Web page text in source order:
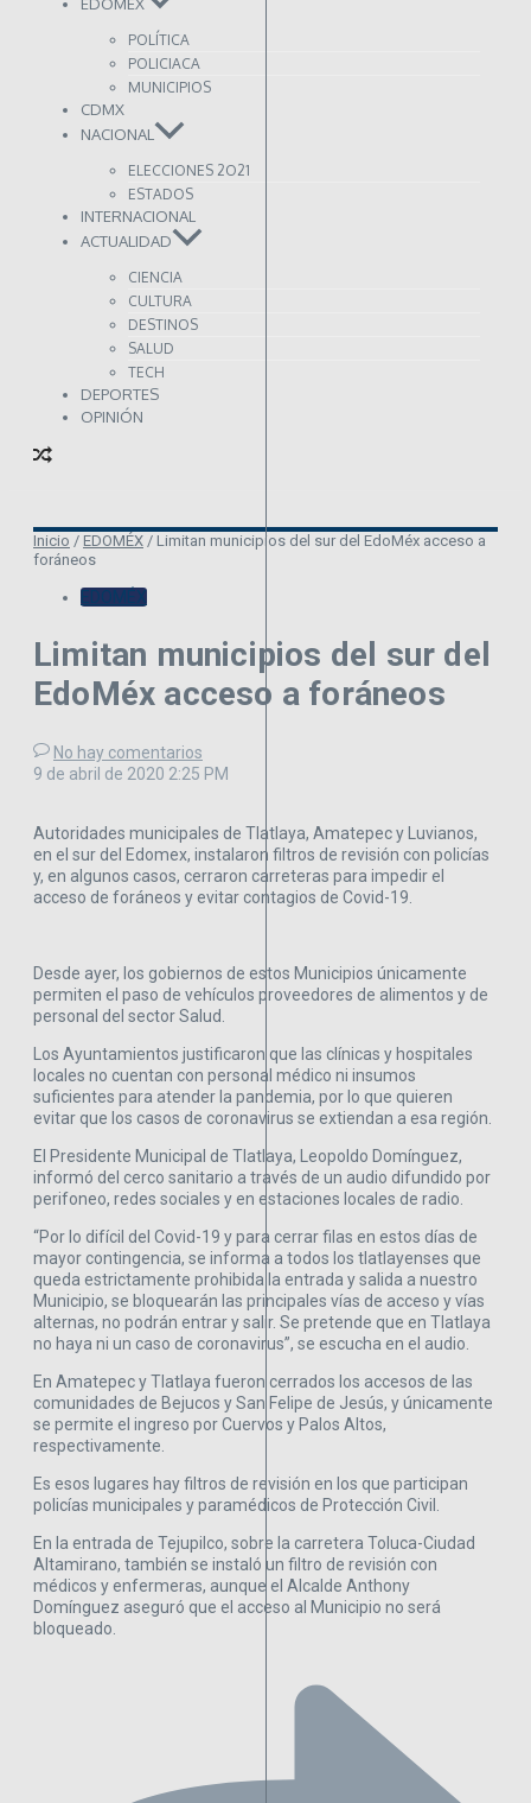
POLÍTICA
POLICIACA
MUNICIPIOS
CDMX
NACIONAL
ELECCIONES 2O21
ESTADOS
INTERNACIONAL
ACTUALIDAD
CIENCIA
CULTURA
DESTINOS
SALUD
TECH
DEPORTES
OPINIÓN
Inicio / EDOMÉX / Limitan municipios del sur del EdoMéx acceso a
foráneos
EDOMÉX
Limitan municipios del sur del
EdoMéx acceso a foráneos
No hay comentarios
9 de abril de 2020 2:25 PM
Autoridades municipales de Tlatlaya, Amatepec y Luvianos,
en el sur del Edomex, instalaron filtros de revisión con policías
y, en algunos casos, cerraron carreteras para impedir el
acceso de foráneos y evitar contagios de Covid-19.
Desde ayer, los gobiernos de estos Municipios únicamente
permiten el paso de vehículos proveedores de alimentos y de
personal del sector Salud.
Los Ayuntamientos justificaron que las clínicas y hospitales
locales no cuentan con personal médico ni insumos
suficientes para atender la pandemia, por lo que quieren
evitar que los casos de coronavirus se extiendan a esa región.
El Presidente Municipal de Tlatlaya, Leopoldo Domínguez,
informó del cerco sanitario a través de un audio difundido por
perifoneo, redes sociales y en estaciones locales de radio.
“Por lo difícil del Covid-19 y para cerrar filas en estos días de
mayor contingencia, se informa a todos los tlatlayenses que
queda estrictamente prohibida la entrada y salida a nuestro
Municipio, se bloquearán las principales vías de acceso y vías
alternas, no podrán entrar y salir. Se pretende que en Tlatlaya
no haya ni un caso de coronavirus”, se escucha en el audio.
En Amatepec y Tlatlaya fueron cerrados los accesos de las
comunidades de Bejucos y San Felipe de Jesús, y únicamente
se permite el ingreso por Cuervos y Palos Altos,
respectivamente.
Es esos lugares hay filtros de revisión en los que participan
policías municipales y paramédicos de Protección Civil.
En la entrada de Tejupilco, sobre la carretera Toluca-Ciudad
Altamirano, también se instaló un filtro de revisión con
médicos y enfermeras, aunque el Alcalde Anthony
Domínguez aseguró que el acceso al Municipio no será
bloqueado.